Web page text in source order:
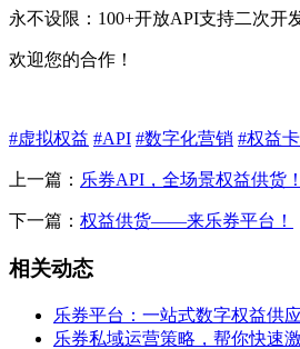
永不设限：100+开放API支持二次开
欢迎您的合作！
#虚拟权益 #API #数字化营销 #权益
上一篇： 乐券API，全场景权益供货！
下一篇： 权益供货——来乐券平台！
相关动态
乐券平台：一站式数字权益供
乐券私域运营策略，帮你快速